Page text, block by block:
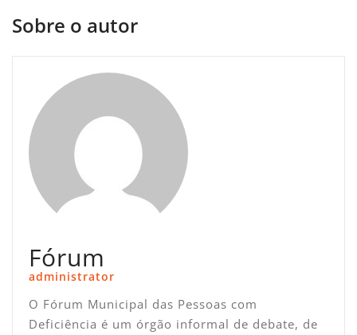
Sobre o autor
Fórum
administrator
O Fórum Municipal das Pessoas com
Deficiência é um órgão informal de debate, de